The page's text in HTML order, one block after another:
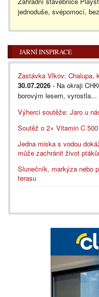
jednoduše, svépomocí,
JARNÍ INSPIRACE
Zastávka Vlkov: Chalupa,
30.07.2026 - Na okraji
borovým lesem, vyrostla...
Výherci soutěže: Jaro u
Soutěž o 2× Vitamin C
Jedna miska s vodou
může zachránit život
Slunečník, markýza nebo
terasu